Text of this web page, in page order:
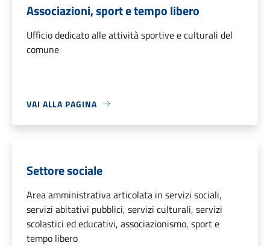
Associazioni, sport e tempo libero
Ufficio dedicato alle attività sportive e culturali del
comune
VAI ALLA PAGINA
Settore sociale
Area amministrativa articolata in servizi sociali,
servizi abitativi pubblici, servizi culturali, servizi
scolastici ed educativi, associazionismo, sport e
tempo libero